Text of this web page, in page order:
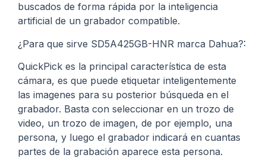
buscados de forma rápida por la inteligencia
artificial de un grabador compatible.
¿Para que sirve SD5A425GB-HNR marca Dahua?:
QuickPick es la principal característica de esta
cámara, es que puede etiquetar inteligentemente
las imagenes para su posterior búsqueda en el
grabador. Basta con seleccionar en un trozo de
video, un trozo de imagen, de por ejemplo, una
persona, y luego el grabador indicará en cuantas
partes de la grabación aparece esta persona.